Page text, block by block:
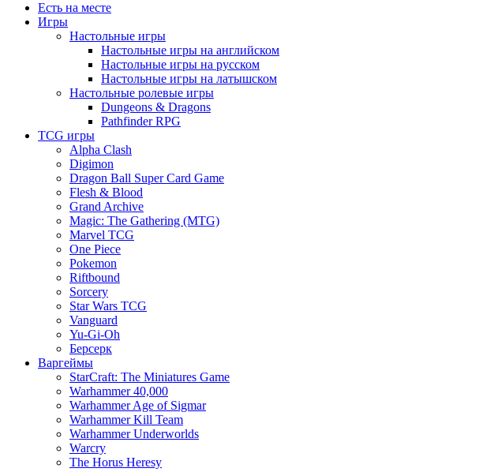
Есть на месте
Игры
Настольные игры
Настольные игры на английском
Настольные игры на русском
Настольные игры на латышском
Настольные ролевые игры
Dungeons & Dragons
Pathfinder RPG
TCG игры
Alpha Clash
Digimon
Dragon Ball Super Card Game
Flesh & Blood
Grand Archive
Magic: The Gathering (MTG)
Marvel TCG
One Piece
Pokemon
Riftbound
Sorcery
Star Wars TCG
Vanguard
Yu-Gi-Oh
Берсерк
Варгеймы
StarCraft: The Miniatures Game
Warhammer 40,000
Warhammer Age of Sigmar
Warhammer Kill Team
Warhammer Underworlds
Warcry
The Horus Heresy